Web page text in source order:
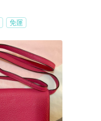
免運